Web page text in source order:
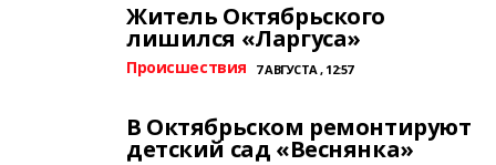
Житель Октябрьского
лишился «Ларгуса»
Происшествия 7 АВГУСТА , 12:57
В Октябрьском ремонтируют
детский сад «Веснянка»